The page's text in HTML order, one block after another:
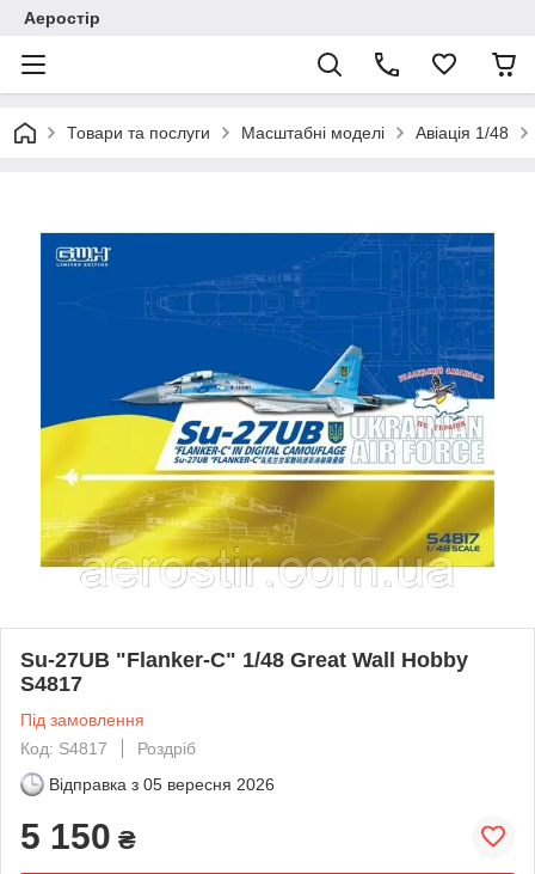
Аеростір
Товари та послуги Масштабні моделі Авіація 1/48
Su-27UB "Flanker-C" 1/48 Great Wall Hobby
S4817
Під замовлення
Код: S4817
Роздріб
Відправка з 05 вересня 2026
5 150 ₴